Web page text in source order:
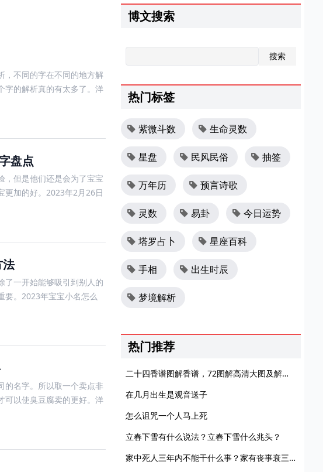
，不同的字在不同的地方解
字的解析真的有太多了。洋
盘点
，但是他们还是会为了宝宝
更加的好。2023年2月26日
法
了一开始能够吸引到别人的
要。2023年宝宝小名怎么
的名字。所以取一个卖点非
可以使臭豆腐卖的更好。洋
博文搜索
热门标签
紫微斗数 生命灵数
星盘 民风民俗 抽签
万年历 预言诗歌
灵数 易卦 今日运势
塔罗占卜 星座百科
手相 出生时辰
梦境解析
热门推荐
二十四香谱图解香谱，72图解高清大图及解释谱大全！
在几月出生是观音送子
怎么诅咒一个人马上死
立春下雪有什么说法？立春下雪什么兆头？
家中死人三年内不能干什么事？家有丧事衰三年是真的吗？